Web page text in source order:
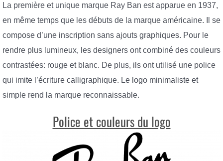
La première et unique marque Ray Ban est apparue en 1937,
en même temps que les débuts de la marque américaine. Il se
compose d’une inscription sans ajouts graphiques. Pour le
rendre plus lumineux, les designers ont combiné des couleurs
contrastées: rouge et blanc. De plus, ils ont utilisé une police
qui imite l’écriture calligraphique. Le logo minimaliste et
simple rend la marque reconnaissable.
Police et couleurs du logo